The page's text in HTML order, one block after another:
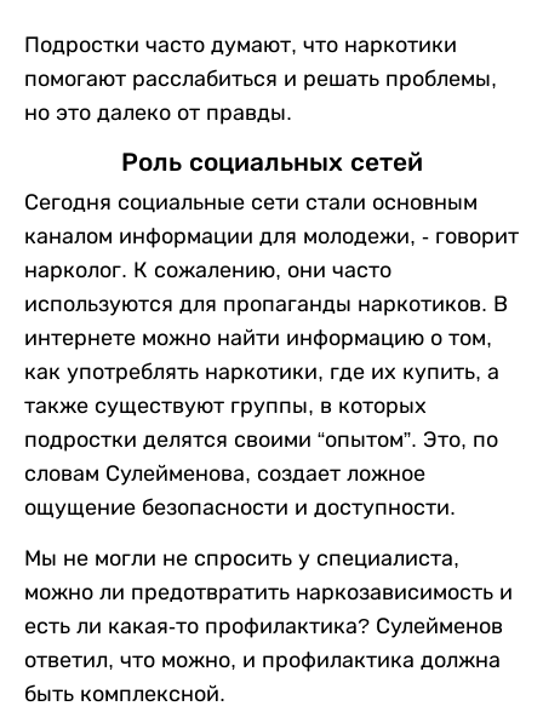
Подростки часто думают, что наркотики
помогают расслабиться и решать проблемы,
но это далеко от правды.
Роль социальных сетей
Сегодня социальные сети стали основным
каналом информации для молодежи, - говорит
нарколог. К сожалению, они часто
используются для пропаганды наркотиков. В
интернете можно найти информацию о том,
как употреблять наркотики, где их купить, а
также существуют группы, в которых
подростки делятся своими “опытом”. Это, по
словам Сулейменова, создает ложное
ощущение безопасности и доступности.
Мы не могли не спросить у специалиста,
можно ли предотвратить наркозависимость и
есть ли какая-то профилактика? Сулейменов
ответил, что можно, и профилактика должна
быть комплексной.